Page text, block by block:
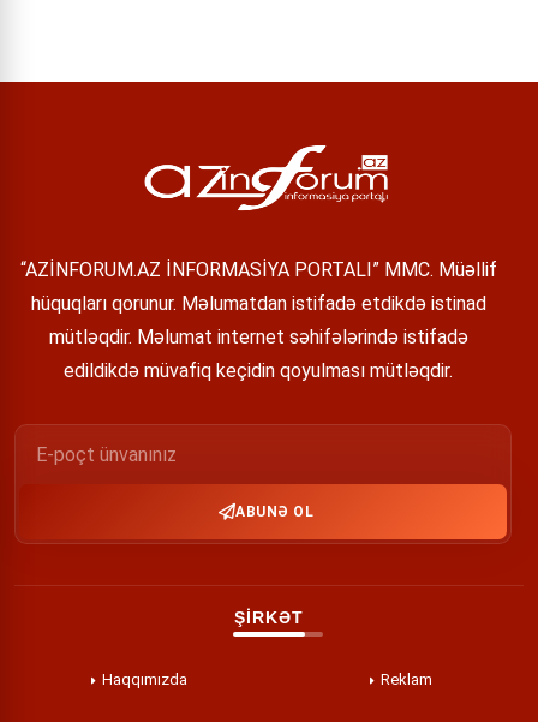
“AZİNFORUM.AZ İNFORMASİYA PORTALI” MMC. Müəllif
hüquqları qorunur. Məlumatdan istifadə etdikdə istinad
mütləqdir. Məlumat internet səhifələrində istifadə
edildikdə müvafiq keçidin qoyulması mütləqdir.
ABUNƏ OL
ŞİRKƏT
Haqqımızda Reklam